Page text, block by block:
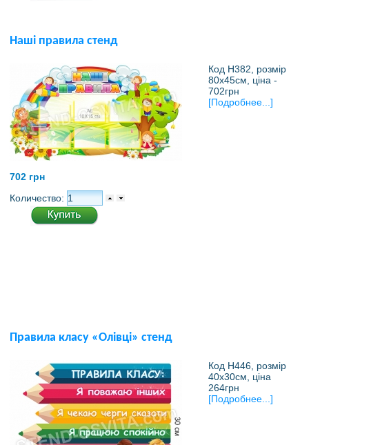
Наші правила стенд
Код Н382, розмір
80х45см, ціна -
702грн
[Подробнее...]
702 грн
Количество:
Правила класу «Олівці» стенд
Код Н446, розмір
40х30см, ціна
264грн
[Подробнее...]